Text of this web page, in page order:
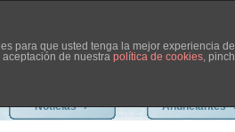
Noticias › Anunciantes
para que usted tenga la mejor experiencia
de nuestra política de cookies,